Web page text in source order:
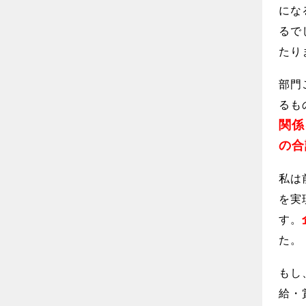
にな
るで
たり
部門
るも
関
の
私は
を実
す。
た。
も
給・